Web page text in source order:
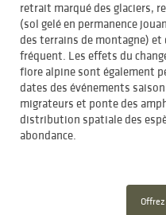
retrait marqué des glaciers,
(sol gelé en permanence
des terrains de montagne)
fréquent. Les effets du
flore alpine sont également
dates des événements
migrateurs et ponte des
distribution spatiale des
abondance.